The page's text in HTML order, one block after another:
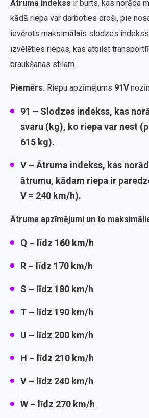
Ātruma indekss ir burts, kas norāda
kādā riepa var darboties droši, pie
ievērots maksimālais slodzes
izvēlēties riepas, kas atbilst
braukšanas stilam.
Piemērs. Riepu apzīmējums 91V
91 – Slodzes indekss, kas
svaru (kg), ko riepa var nest
615 kg).
V – Ātruma indekss, kas
ātrumu, kādam riepa ir
V = 240 km/h).
Ātruma apzīmējumi un to
Q – līdz 160 km/h
R – līdz 170 km/h
S – līdz 180 km/h
T – līdz 190 km/h
U – līdz 200 km/h
H – līdz 210 km/h
V – līdz 240 km/h
W – līdz 270 km/h